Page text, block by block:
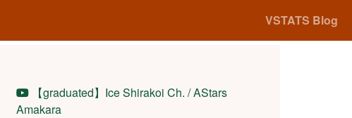
VSTATS Blog
【graduated】Ice Shirakoi Ch. / AStars
Amakara